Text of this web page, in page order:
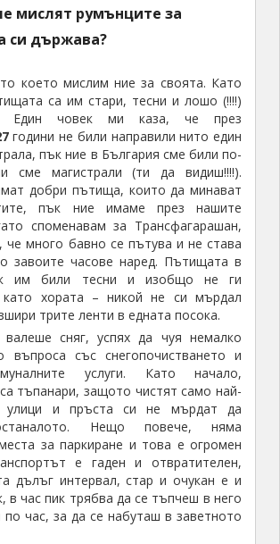
мислят румънците за
си държава?
което мислим ние за своята. Като
са им стари, тесни и лошо (!!!!)
Един човек ми каза, че през
години не били направили нито един
пък ние в България сме били по-
сме магистрали (ти да видиш!!!!).
добри пътища, които да минават
пък ние имаме през нашите
споменавам за Трансфагарашан,
че много бавно се пътува и не става
завоите часове наред. Пътищата в
им били тесни и изобщо не ги
хората – никой не си мърдал
трите ленти в едната посока.
сняг, успях да чуя немалко
със снегопочистването и
услуги. Като начало,
тъпанари, защото чистят само най-
улици и пръста си не мърдат да
Нещо повече, няма
за паркиране и това е огромен
е гаден и отвратителен,
дълъг интервал, стар и очукан е и
в час пик трябва да се тъпчеш в него
час, за да се набуташ в заветното